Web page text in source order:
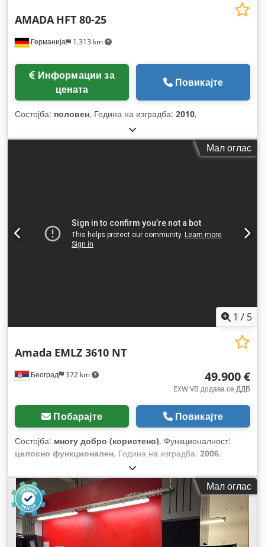
Германија 1.313 km
AMADA HFT 80-25
цената
Повикајте
Состојба: половен, Година на изградба: 2010,
Мал оглас
1 / 5
Београд 372 km
Amada EMLZ 3610 NT
49.900 €
EXW VB додава се ДДВ
Побарајте Повикајте
Состојба: многу добро (користено), Функционалност:
целосно функционален, Година на изградба: 2006,
, тип на управување:
управување, степен на автоматизација:полуавтоматски,
тип на активирање:
електричен, произведувач на
контролери:
Amada, тип на ласер:CO₂ ласер
произведувач на ласерски извори:FANUC AF 4000 E,
часови на ласер:60.120 h, моќност на ласерот:40.000 W,
макс. дебелина на лим:
, максимална дебелина на
Мал оглас